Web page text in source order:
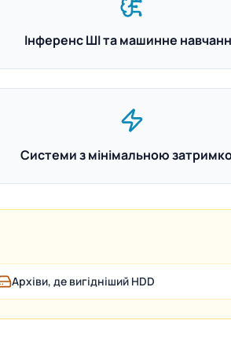
Інференс ШІ та машинне
Системи з мінімальною
Архіви, де вигідніший HDD